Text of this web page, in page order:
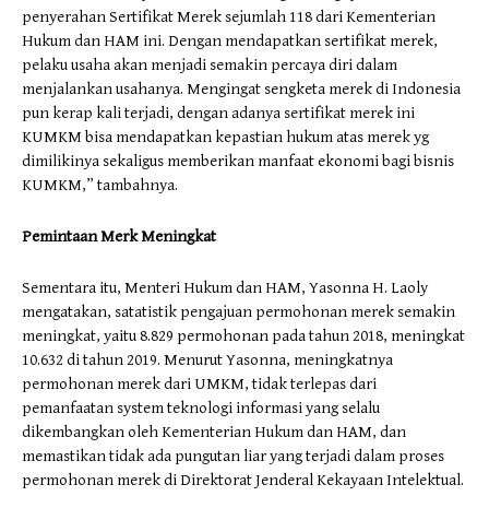
penyerahan Sertifikat Merek sejumlah 118 dari Kementerian
Hukum dan HAM ini. Dengan mendapatkan sertifikat merek,
pelaku usaha akan menjadi semakin percaya diri dalam
menjalankan usahanya. Mengingat sengketa merek di Indonesia
pun kerap kali terjadi, dengan adanya sertifikat merek ini
KUMKM bisa mendapatkan kepastian hukum atas merek yg
dimilikinya sekaligus memberikan manfaat ekonomi bagi bisnis
KUMKM,” tambahnya.
Pemintaan Merk Meningkat
Sementara itu, Menteri Hukum dan HAM, Yasonna H. Laoly
mengatakan, satatistik pengajuan permohonan merek semakin
meningkat, yaitu 8.829 permohonan pada tahun 2018, meningkat
10.632 di tahun 2019. Menurut Yasonna, meningkatnya
permohonan merek dari UMKM, tidak terlepas dari
pemanfaatan system teknologi informasi yang selalu
dikembangkan oleh Kementerian Hukum dan HAM, dan
memastikan tidak ada pungutan liar yang terjadi dalam proses
permohonan merek di Direktorat Jenderal Kekayaan Intelektual.